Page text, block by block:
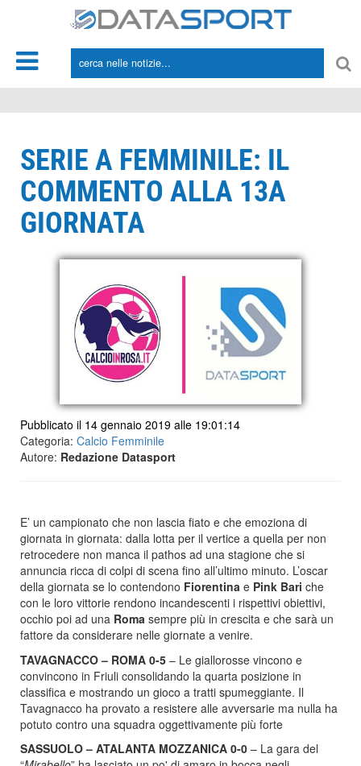
SERIE A FEMMINILE: IL
COMMENTO ALLA 13A
GIORNATA
Pubblicato il 14 gennaio 2019 alle 19:01:14
Categoria: Calcio Femminile
Autore: Redazione Datasport
E’ un campionato che non lascia fiato e che emoziona di
giornata in giornata: dalla lotta per il vertice a quella per non
retrocedere non manca il pathos ad una stagione che si
annuncia ricca di colpi di scena fino all’ultimo minuto. L’oscar
della giornata se lo contendono Fiorentina e Pink Bari che
con le loro vittorie rendono incandescenti i rispettivi obiettivi,
occhio poi ad una Roma sempre più in crescita e che sarà un
fattore da considerare nelle giornate a venire.
TAVAGNACCO – ROMA 0-5 – Le giallorosse vincono e
convincono in Friuli consolidando la quarta posizione in
classifica e mostrando un gioco a tratti spumeggiante. Il
Tavagnacco ha provato a resistere alle avversarie ma nulla ha
potuto contro una squadra oggettivamente più forte
SASSUOLO – ATALANTA MOZZANICA 0-0 – La gara del